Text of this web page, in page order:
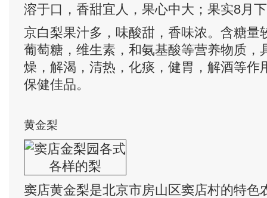
溶于口，香甜宜人，果心中大；果实8月
京白梨果汁多，味酸甜，香味浓。含糖量
葡萄糖，维生素，和氨基酸等营养物质，
燥，解渴，清热，化痰，健胃，解酒等作
保健佳品。
黄金梨
窦店黄金梨是北京市房山区窦店村的特色